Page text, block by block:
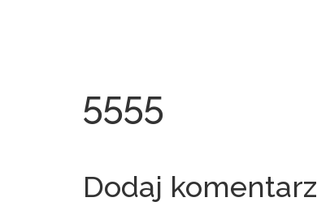
5555
Dodaj komentarz